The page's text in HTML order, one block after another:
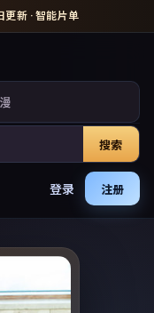
更新 · 智能片单
搜索
登录 注册